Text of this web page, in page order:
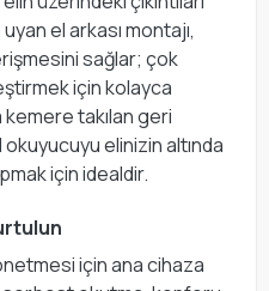
el arkası montajı,
sağlar; çok
için kolayca
takılan geri
elinizin altında
için idealdir.
için ana cihaza